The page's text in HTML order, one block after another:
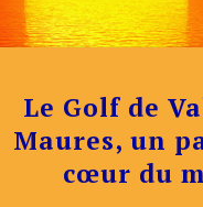
Le Golf de
Maures, un
cœur du